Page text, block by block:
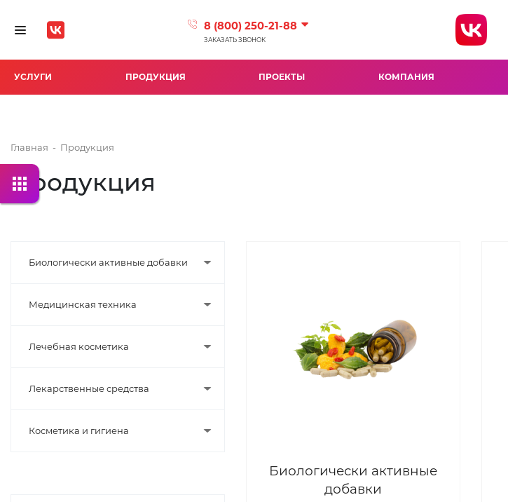
Toggle navigation 8 (800) 250-21-88
ЗАКАЗАТЬ ЗВОНОК
УСЛУГИ ПРОДУКЦИЯ ПРОЕКТЫ КОМПАНИЯ
Главная - Продукция
Продукция
Биологически активные добавки
Медицинская техника
Лечебная косметика
Лекарственные средства
Косметика и гигиена
Биологически активные
добавки